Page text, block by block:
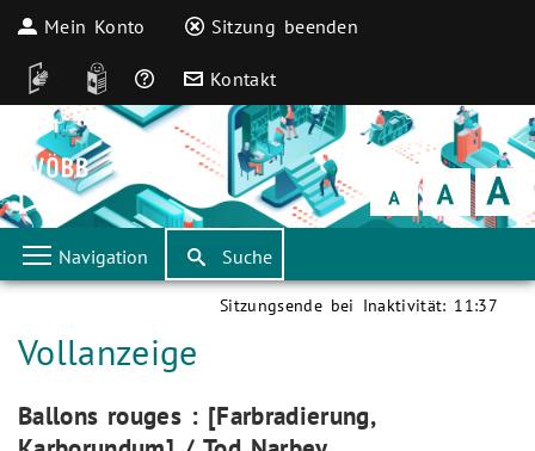
Mein Konto Sitzung beenden
DGS Leichte Sprache
Häufige Fragen
Kontakt
Schrift
klein Schrift
normal Schrift
groß
Navigation Suche
Sitzungsende bei Inaktivität: 11:37
Aktuelle Seite:
Vollanzeige
Aktuelle Seite:
Ballons rouges : [Farbradierung,